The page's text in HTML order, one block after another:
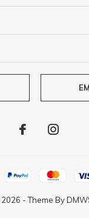
2026 - Theme By